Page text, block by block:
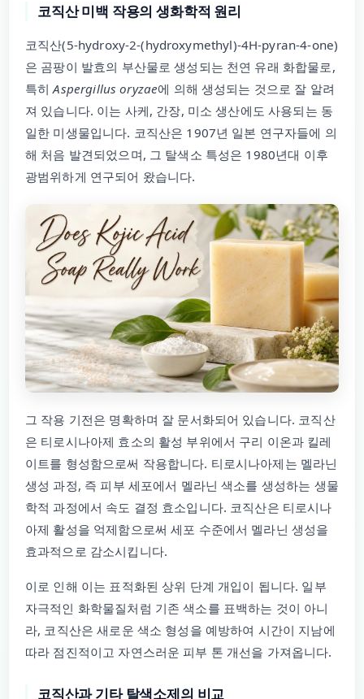
코직산 미백 작용의 생화학적 원리
코직산(5-hydroxy-2-(hydroxymethyl)-4H-pyran-4-one)
은 곰팡이 발효의 부산물로 생성되는 천연 유래 화합물로,
특히Aspergillus oryzae에 의해 생성되는 것으로 잘 알려
져 있습니다. 이는 사케, 간장, 미소 생산에도 사용되는 동
일한 미생물입니다. 코직산은 1907년 일본 연구자들에 의
해 처음 발견되었으며, 그 탈색소 특성은 1980년대 이후
광범위하게 연구되어 왔습니다.
그 작용 기전은 명확하며 잘 문서화되어 있습니다. 코직산
은 티로시나아제 효소의 활성 부위에서 구리 이온과 킬레
이트를 형성함으로써 작용합니다. 티로시나아제는 멜라닌
생성 과정, 즉 피부 세포에서 멜라닌 색소를 생성하는 생물
학적 과정에서 속도 결정 효소입니다. 코직산은 티로시나
아제 활성을 억제함으로써 세포 수준에서 멜라닌 생성을
효과적으로 감소시킵니다.
이로 인해 이는 표적화된 상위 단계 개입이 됩니다. 일부
자극적인 화학물질처럼 기존 색소를 표백하는 것이 아니
라, 코직산은 새로운 색소 형성을 예방하여 시간이 지남에
따라 점진적이고 자연스러운 피부 톤 개선을 가져옵니다.
코직산과 기타 탈색소제의 비교